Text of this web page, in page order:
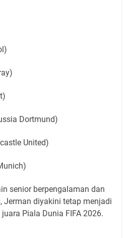
Dortmund)
United)
senior berpengalaman dan
Jerman diyakini tetap menjadi
Piala Dunia FIFA 2026.